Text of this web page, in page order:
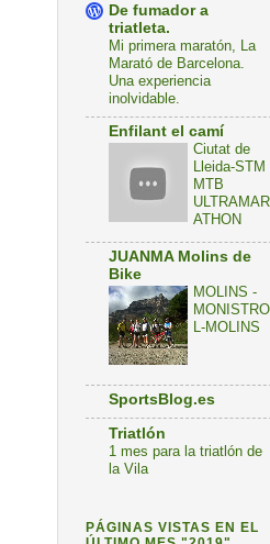
De fumador a
triatleta.
Mi primera maratón, La
Marató de Barcelona.
Una experiencia
inolvidable.
Enfilant el camí
Ciutat de
Lleida-STM
MTB
ULTRAMAR
ATHON
JUANMA Molins de
Bike
MOLINS -
MONISTRO
L-MOLINS
SportsBlog.es
Triatlón
1 mes para la triatlón de
la Vila
PÁGINAS VISTAS EN EL